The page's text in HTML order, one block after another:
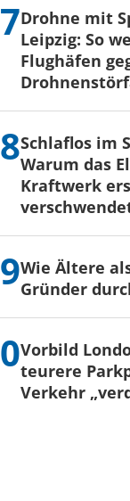
Drohne mit
Leipzig: So
Flughäfen
Schlaflos im
Warum das
Kraftwerk
Wie Ältere
Gründer
Vorbild
teurere
Verkehr